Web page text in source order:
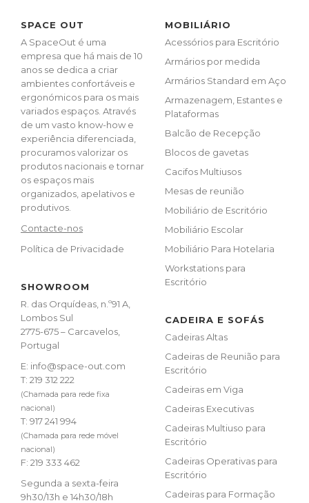
SPACE OUT
A SpaceOut é uma
empresa que há mais de 10
anos se dedica a criar
ambientes confortáveis e
ergonómicos para os mais
variados espaços. Através
de um vasto know-how e
experiência diferenciada,
procuramos valorizar os
produtos nacionais e tornar
os espaços mais
organizados, apelativos e
produtivos.
Contacte-nos
Política de Privacidade
SHOWROOM
R. das Orquídeas, n.º91 A,
Lombos Sul
2775-675 – Carcavelos,
Portugal
E: info@space-out.com
T: 219 312 222
(Chamada para rede fixa
nacional)
T: 917 241 994
(Chamada para rede móvel
nacional)
F: 219 333 462
Segunda a sexta-feira
9h30/13h e 14h30/18h
MOBILIÁRIO
Acessórios para Escritório
Armários por medida
Armários Standard em Aço
Armazenagem, Estantes e
Plataformas
Balcão de Recepção
Blocos de gavetas
Cacifos Multiusos
Mesas de reunião
Mobiliário de Escritório
Mobiliário Escolar
Mobiliário Para Hotelaria
Workstations para
Escritório
CADEIRA E SOFÁS
Cadeiras Altas
Cadeiras de Reunião para
Escritório
Cadeiras em Viga
Cadeiras Executivas
Cadeiras Multiuso para
Escritório
Cadeiras Operativas para
Escritório
Cadeiras para Formação